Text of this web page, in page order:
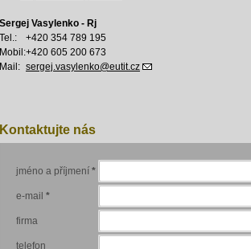
Sergej Vasylenko - Rj
Tel.:
Mobil:
Mail:
+420 354 789 195
+420 605 200 673
sergej. vasylenko@eutit.cz
Kontaktujte nás
jméno a příjmení *
e-mail *
firma
telefon